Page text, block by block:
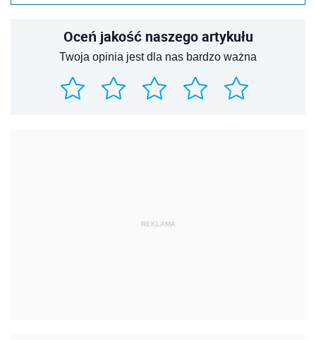
Oceń jakość naszego artykułu
Twoja opinia jest dla nas bardzo ważna
REKLAMA